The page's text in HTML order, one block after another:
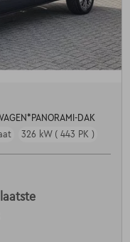
DAK
326 kW ( 443 PK )